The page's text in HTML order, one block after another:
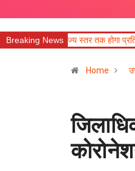
Breaking News
होगा प्रतिभा का प्रदर्शन
Home